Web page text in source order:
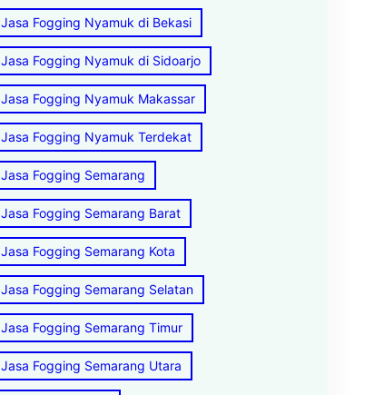
Jasa Fogging Nyamuk di Bekasi
Jasa Fogging Nyamuk di Sidoarjo
Jasa Fogging Nyamuk Makassar
Jasa Fogging Nyamuk Terdekat
Jasa Fogging Semarang
Jasa Fogging Semarang Barat
Jasa Fogging Semarang Kota
Jasa Fogging Semarang Selatan
Jasa Fogging Semarang Timur
Jasa Fogging Semarang Utara